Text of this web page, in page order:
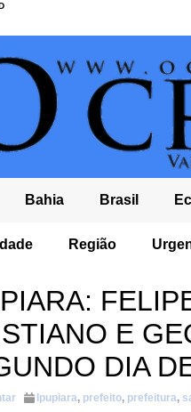
Bahia Brasil
Região
E LULA DEVE ENCERRAR
E
DIA
Ipupiara, prefeito, prefeitura,